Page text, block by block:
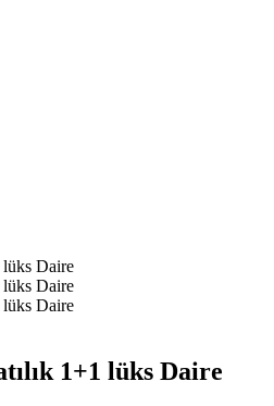
1+1 lüks Daire